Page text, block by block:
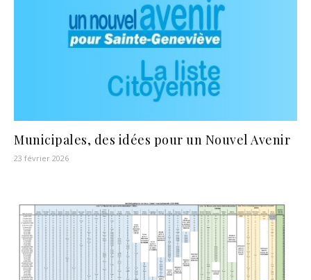
Municipales, des idées pour un Nouvel Avenir
23 février 2026